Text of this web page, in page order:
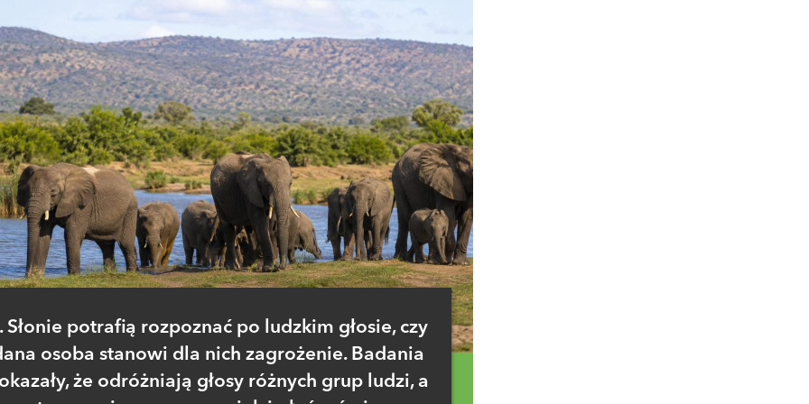
Słonie potrafią rozpoznać po ludzkim głosie, czy
osoba stanowi dla nich zagrożenie. Badania
że odróżniają głosy różnych grup ludzi, a